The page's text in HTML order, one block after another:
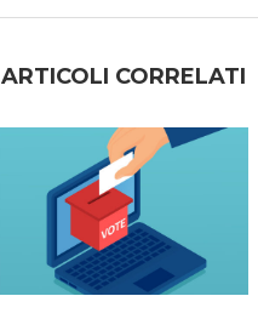
ARTICOLI CORRELATI